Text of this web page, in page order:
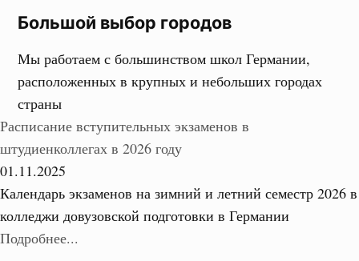
Большой выбор городов
Мы работаем с большинством школ Германии,
расположенных в крупных и небольших городах
страны
Расписание вступительных экзаменов в
штудиенколлегах в 2026 году
01.11.2025
Календарь экзаменов на зимний и летний семестр 2026 в
колледжи довузовской подготовки в Германии
Подробнее...